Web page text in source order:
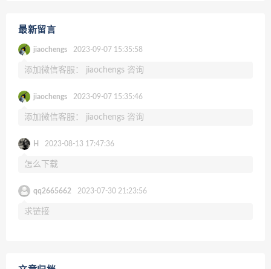
最新留言
jiaochengs 2023-09-07 15:35:58
添加微信客服： jiaochengs 咨询
jiaochengs 2023-09-07 15:35:46
添加微信客服： jiaochengs 咨询
H 2023-08-13 17:47:36
怎么下载
qq2665662 2023-07-30 21:23:56
求链接